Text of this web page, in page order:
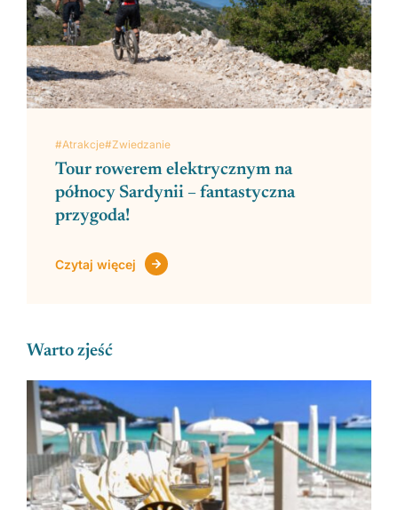
#Atrakcje#Zwiedzanie
Tour rowerem elektrycznym na
północy Sardynii – fantastyczna
przygoda!
Czytaj więcej
Warto zjeść